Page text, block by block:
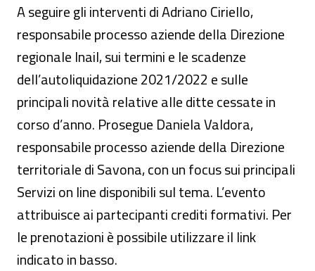
A seguire gli interventi di Adriano Ciriello,
responsabile processo aziende della Direzione
regionale Inail, sui termini e le scadenze
dell’autoliquidazione 2021/2022 e sulle
principali novità relative alle ditte cessate in
corso d’anno. Prosegue Daniela Valdora,
responsabile processo aziende della Direzione
territoriale di Savona, con un focus sui principali
Servizi on line disponibili sul tema. L’evento
attribuisce ai partecipanti crediti formativi. Per
le prenotazioni è possibile utilizzare il link
indicato in basso.